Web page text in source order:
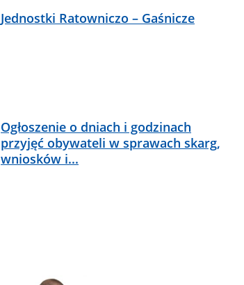
Jednostki Ratowniczo – Gaśnicze
Ogłoszenie o dniach i godzinach
przyjęć obywateli w sprawach skarg,
wniosków i...